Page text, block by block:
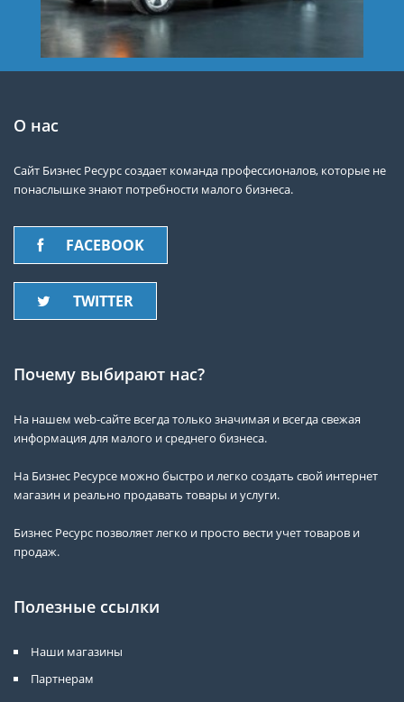
О нас
Сайт Бизнес Ресурс создает команда профессионалов, которые не
понаслышке знают потребности малого бизнеса.
FACEBOOK
TWITTER
Почему выбирают нас?
На нашем web-сайте всегда только значимая и всегда свежая
информация для малого и среднего бизнеса.
На Бизнес Ресурсе можно быстро и легко создать свой интернет
магазин и реально продавать товары и услуги.
Бизнес Ресурс позволяет легко и просто вести учет товаров и
продаж.
Полезные ссылки
Наши магазины
Партнерам